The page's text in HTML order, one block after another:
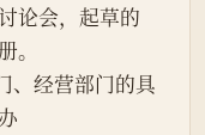
论会，起草的
。
、经营部门的具